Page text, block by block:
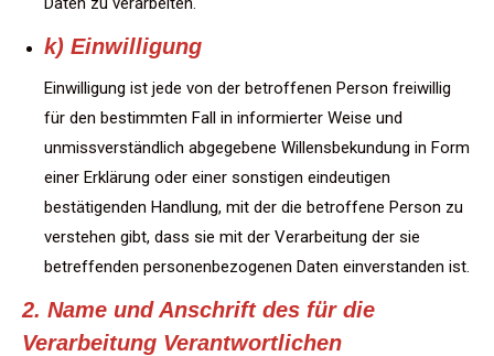
k) Einwilligung
Einwilligung ist jede von der betroffenen Person freiwillig
für den bestimmten Fall in informierter Weise und
unmissverständlich abgegebene Willensbekundung in Form
einer Erklärung oder einer sonstigen eindeutigen
bestätigenden Handlung, mit der die betroffene Person zu
verstehen gibt, dass sie mit der Verarbeitung der sie
betreffenden personenbezogenen Daten einverstanden ist.
2. Name und Anschrift des für die
Verarbeitung Verantwortlichen